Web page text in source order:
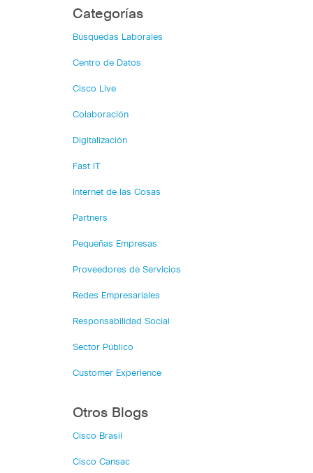
Categorías
Búsquedas Laborales
Centro de Datos
Cisco Live
Colaboración
Digitalización
Fast IT
Internet de las Cosas
Partners
Pequeñas Empresas
Proveedores de Servicios
Redes Empresariales
Responsabilidad Social
Sector Público
Customer Experience
Otros Blogs
Cisco Brasil
Cisco Cansac